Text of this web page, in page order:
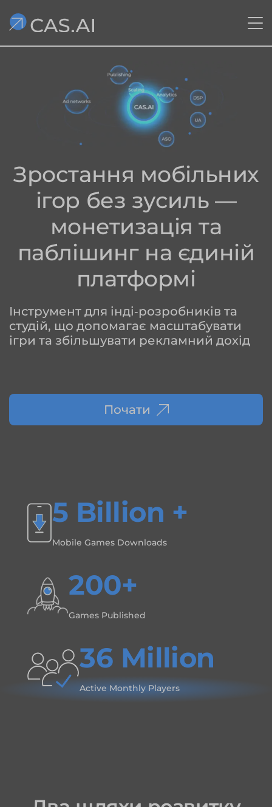
Зростання мобільних
ігор без зусиль —
монетизація та
паблішинг на єдиній
платформі
Інструмент для інді‑розробників та
студій, що допомагає масштабувати
ігри та збільшувати рекламний дохід
Почати
5 Billion +
Mobile Games Downloads
200+
Games Published
36 Million
Active Monthly Players